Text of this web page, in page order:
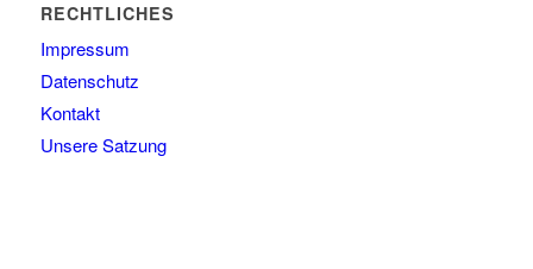
RECHTLICHES
Impressum
Datenschutz
Kontakt
Unsere Satzung